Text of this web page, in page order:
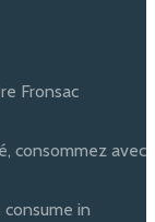
Fronsac
consommez avec
in